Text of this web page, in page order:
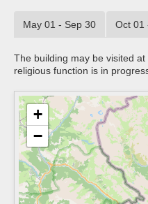
May 01 - Sep 30 Oct 01
The building may be visited
religious function is in
+
−